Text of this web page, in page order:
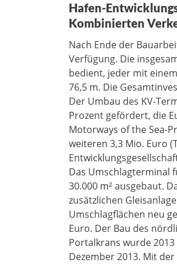
Hafen-
Kombinierten
Nach Ende der
Verfügung. Die
bedient, jeder mit
76,5 m. Die
Der Umbau des KV-
Prozent gefördert, die
Motorways of the Sea-
weiteren 3,3 Mio. Euro
Das Umschlagterminal
30.000 m² ausgebaut.
zusätzlichen
Umschlagflächen neu
Euro. Der Bau des
Portalkrans wurde
Dezember 2013. Mit